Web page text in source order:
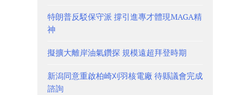
特朗普反駁保守派 撐引進專才體現MAGA精
神
擬擴大離岸油氣鑽探 規模遠超拜登時期
新潟同意重啟柏崎刈羽核電廠 待縣議會完成
諮詢